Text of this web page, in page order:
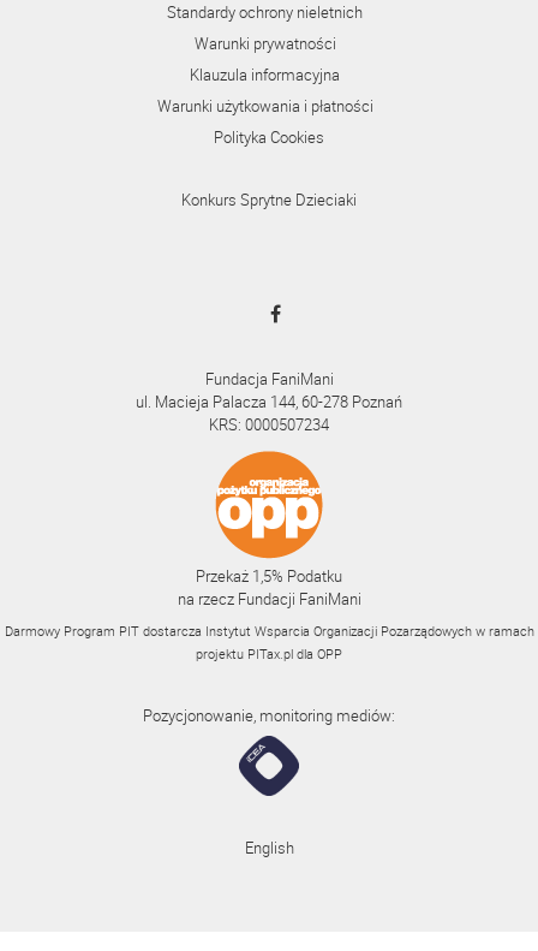
Standardy ochrony nieletnich
Warunki prywatności
Klauzula informacyjna
Warunki użytkowania i płatności
Polityka Cookies
Konkurs Sprytne Dzieciaki
Fundacja FaniMani
ul. Macieja Palacza 144, 60-278 Poznań
KRS: 0000507234
Przekaż 1,5% Podatku
na rzecz Fundacji FaniMani
Darmowy Program PIT dostarcza Instytut Wsparcia Organizacji Pozarządowych w ramach
projektu PITax.pl dla OPP
Pozycjonowanie, monitoring mediów:
English